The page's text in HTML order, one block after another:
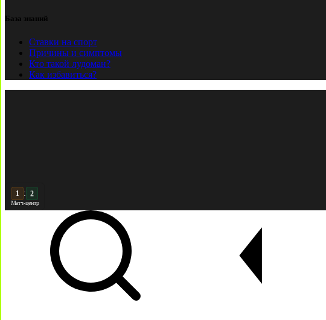
База знаний
Ставки на спорт
Причины и симптомы
Кто такой лудоман?
Как избавиться?
2 : 2
Матч-центр